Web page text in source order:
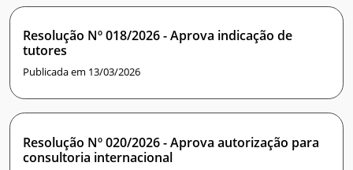
Resolução Nº 018/2026 - Aprova indicação de
tutores
Publicada em 13/03/2026
Resolução Nº 020/2026 - Aprova autorização para
consultoria internacional